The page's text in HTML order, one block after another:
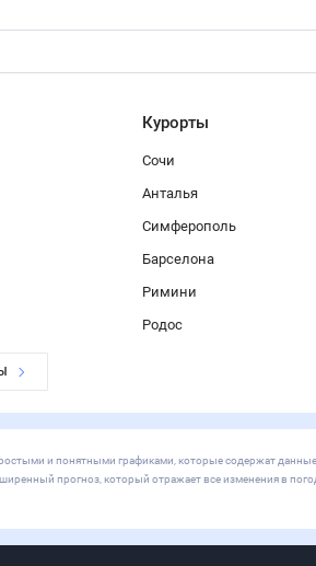
Курорты
Сочи
Анталья
Симферополь
Барселона
Римини
Родос
и понятными графиками, которые содержат
прогноз, который отражает все изменения в